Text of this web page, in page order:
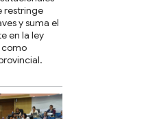
restringe
y suma el
en la ley
como